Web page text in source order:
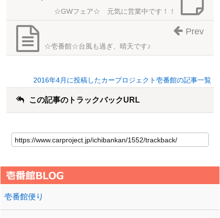
☆GWフェア☆ 元気に営業中です！！
☆壱番館☆台風も過ぎ、晴天です♪
Prev
2016年4月に投稿したカープロジェクト壱番館の記事一覧
この記事のトラックバックURL
壱番館便り